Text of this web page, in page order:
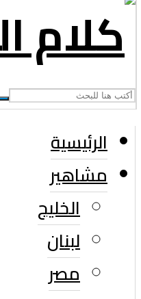
الرئيسية
مشاهير
الخليج
لبنان
مصر